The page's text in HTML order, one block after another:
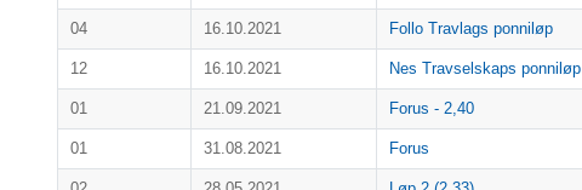
04 16.10.2021 Follo Travlags ponniløp
12 16.10.2021 Nes Travselskaps ponniløp
01 21.09.2021 Forus - 2,40
01 31.08.2021 Forus